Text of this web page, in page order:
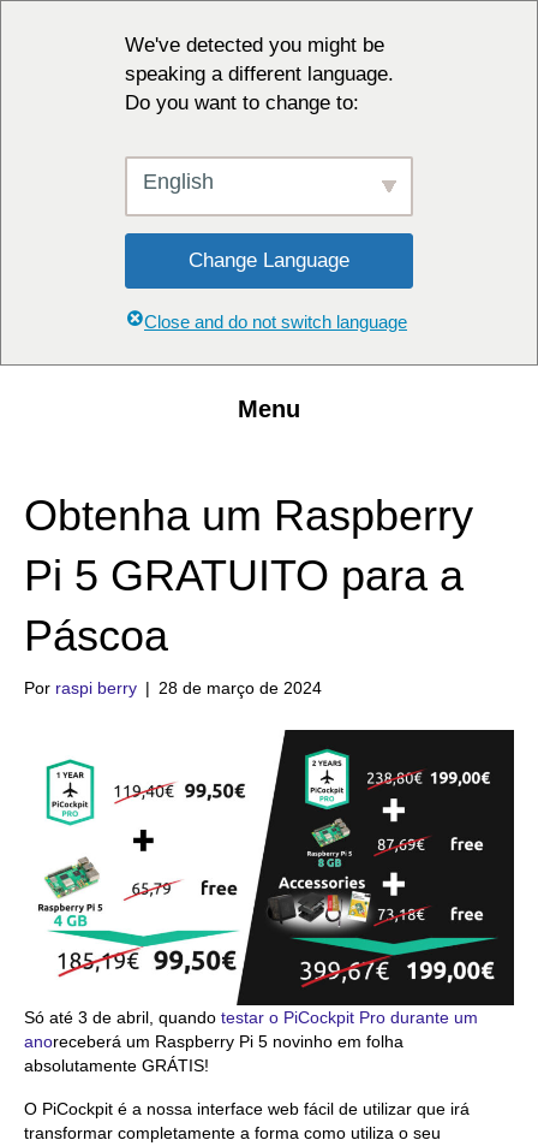
We've detected you might be
speaking a different language.
Do you want to change to:
English
Change Language
Close and do not switch language
Menu
Obtenha um Raspberry
Pi 5 GRATUITO para a
Páscoa
Por raspi berry | 28 de março de 2024
Só até 3 de abril, quando testar o PiCockpit Pro durante um
anoreceberá um Raspberry Pi 5 novinho em folha
absolutamente GRÁTIS!
O PiCockpit é a nossa interface web fácil de utilizar que irá
transformar completamente a forma como utiliza o seu